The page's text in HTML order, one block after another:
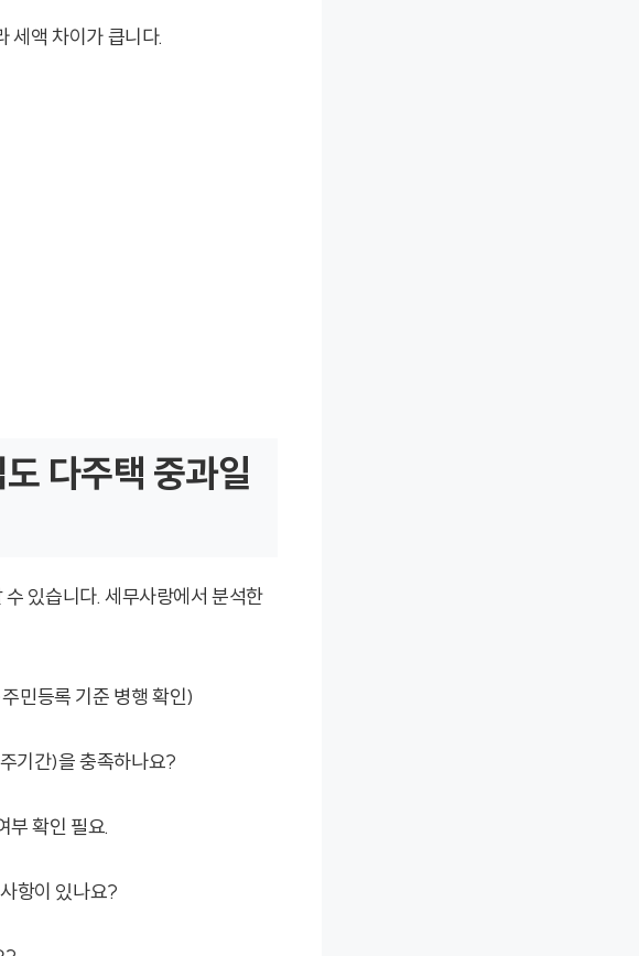
세액 차이가 큽니다.
다주택 중과일
있습니다. 세무사랑에서 분석한
민등록 기준 병행 확인)
기간)을 충족하나요?
부 확인 필요.
항이 있나요?